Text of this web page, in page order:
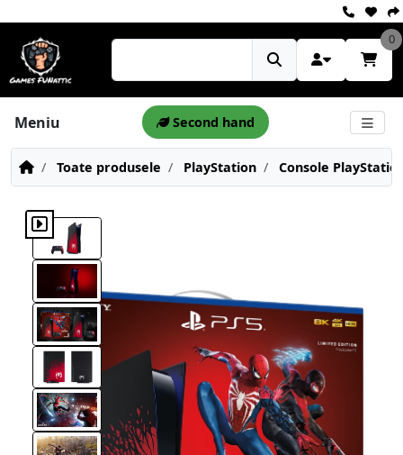
0
Meniu Second hand
Toate produsele PlayStation Console